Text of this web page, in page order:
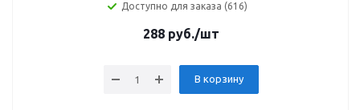
Доступно для заказа (616)
288руб./шт
В корзину